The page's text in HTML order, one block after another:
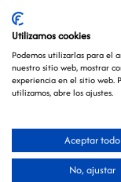
Utilizamos cookies
Podemos utilizarlas para el
nuestro sitio web, mostrar
experiencia en el sitio web.
utilizamos, abre los ajustes.
Aceptar todo
No, ajustar